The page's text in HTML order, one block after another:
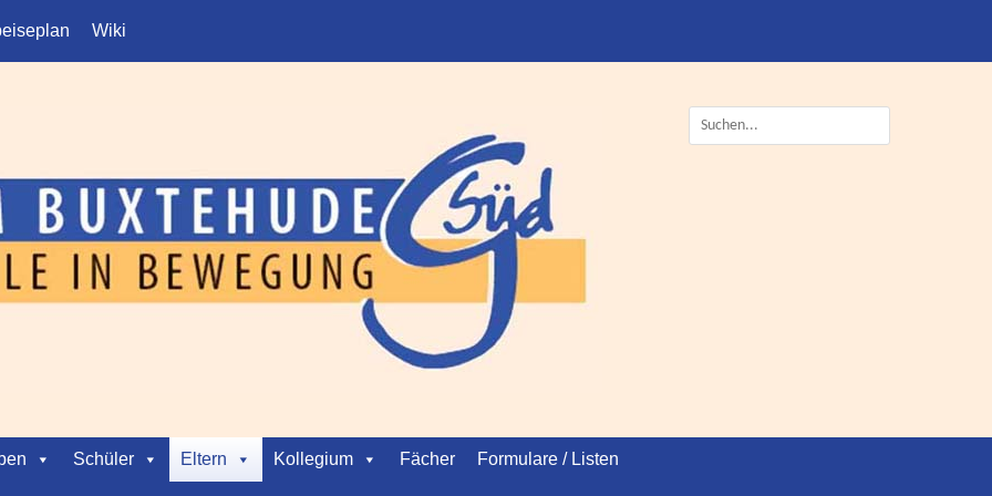
Wiki
Suche
nach:
Schüler Eltern Kollegium Fächer Formulare / Listen